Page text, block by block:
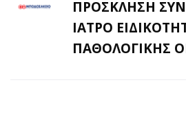
ΠΡΟΣΚΛΗΣΗ
ΙΑΤΡΟ
ΠΑΘΟΛΟΓΙΚΗΣ